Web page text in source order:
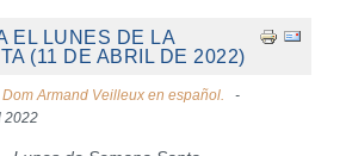
EL LUNES DE LA
(11 DE ABRIL DE 2022)
Armand Veilleux en español.
2022